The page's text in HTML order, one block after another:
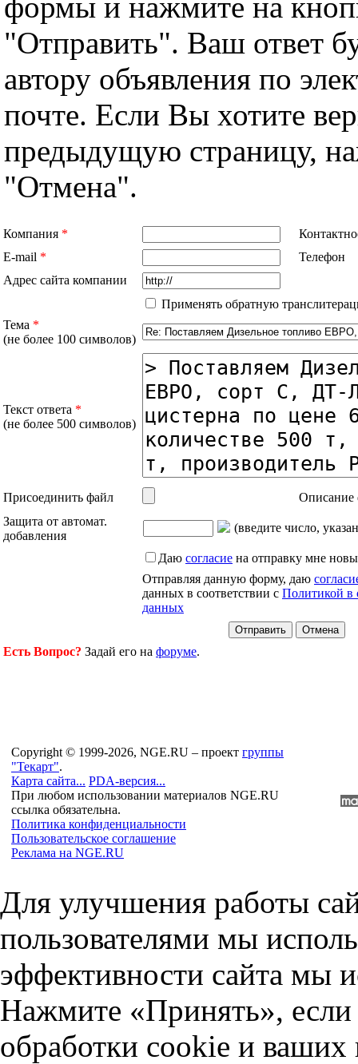
"Отправить". Ваш ответ
автору объявления по
почте. Если Вы хотите
предыдущую страницу,
"Отмена".
Компания *
E-mail *
Телефон
Адрес сайта компании
Применять обратную
Тема *
(не более 100 символов)
Текст ответа *
(не более 500 символов)
Присоединить файл
Описание
Защита от автомат.
добавления
(введите число,
Даю согласие на отправку мне
Отправляя данную форму, даю
данных в соответствии с Политикой в
данных
Есть Вопрос? Задай его на форуме.
Copyright © 1999-2026, NGE.RU – проект группы
"Текарт".
Карта сайта... PDA-версия...
При любом использовании материалов NGE.RU
ссылка обязательна.
Политика конфиденциальности
Пользовательское соглашение
Реклама на NGE.RU
Для улучшения работы
пользователями мы
эффективности сайта мы
Нажмите «Принять», если
обработки cookie и